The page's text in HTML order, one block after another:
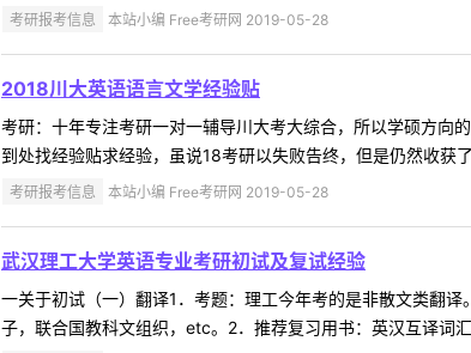
考研报考信息 本站小编 Free考研网 2019-05-28
2018川大英语语言文学经验贴
考研：十年专注考研一对一辅导川大考大综合，所以学硕方向
到处找经验贴求经验，虽说18考研以失败告终，但是仍然收
考研报考信息 本站小编 Free考研网 2019-05-28
武汉理工大学英语专业考研初试及复试经验
一关于初试（一）翻译1．考题：理工今年考的是非散文类翻
子，联合国教科文组织，etc。2．推荐复习用书：英汉互译